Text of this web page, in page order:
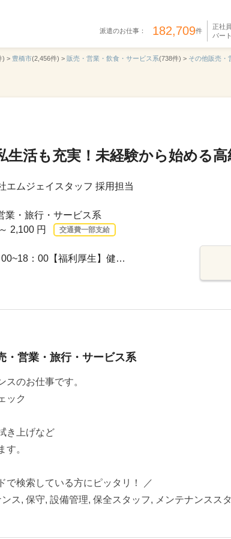
派遣のお仕事： 182,709件
正社
パー
) > 豊橋市(2,456件) > 販売・営業・飲食・サービス系(738件) > その他販売・
生活も充実！未経験から始める
エムジェイスタッフ 採用担当
業・旅行・サービス系
2,100 円
交通費一部支給
00~18：00【福利厚生】健…
・営業・旅行・サービス系
スのお仕事です。
ック
き上げなど
す。
で検索している方にピッタリ！ ／
ス, 保守, 設備管理, 保全スタッフ, メンテナンスス